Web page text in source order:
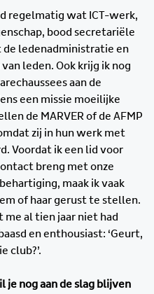
regelmatig wat ICT-werk,
bood secretariële
de ledenadministratie en
leden. Ook krijg ik nog
aan de
een missie moeilijke
de MARVER of de AFMP
zij in hun werk met
Voordat ik een lid voor
breng met onze
maak ik vaak
of haar gerust te stellen.
me al tien jaar niet had
en enthousiast: ‘Geurt,
club?’.
je nog aan de slag blijven